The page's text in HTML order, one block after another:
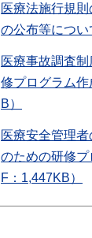
医療法施行規
の公布等につい
医療事故調査
修プログラム
B）
医療安全管理
のための研修
F：1,447KB）